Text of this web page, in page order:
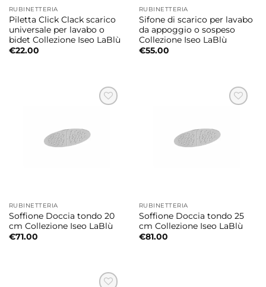
RUBINETTERIA
Piletta Click Clack scarico
universale per lavabo o
bidet Collezione Iseo LaBlù
€22.00
RUBINETTERIA
Sifone di scarico per lavabo
da appoggio o sospeso
Collezione Iseo LaBlù
€55.00
RUBINETTERIA
Soffione Doccia tondo 20
cm Collezione Iseo LaBlù
€71.00
RUBINETTERIA
Soffione Doccia tondo 25
cm Collezione Iseo LaBlù
€81.00